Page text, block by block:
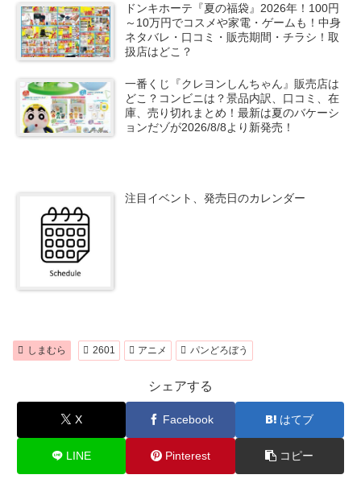
ドンキホーテ『夏の福袋』2026年！100円
～10万円でコスメや家電・ゲームも！中身
ネタバレ・口コミ・販売期間・チラシ！取
扱店はどこ？
一番くじ『クレヨンしんちゃん』販売店は
どこ？コンビニは？景品内訳、口コミ、在
庫、売り切れまとめ！最新は夏のバケーシ
ョンだゾが2026/8/8より新発売！
注目イベント、発売日のカレンダー
しまむら 2601 アニメ パンどろぼう
シェアする
X Facebook はてブ
LINE Pinterest コピー